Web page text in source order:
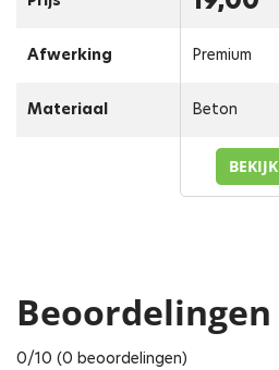
Afwerking
Materiaal
Premium
Beton
BEKIJK
Beoordelingen
0/10 (0 beoordelingen)